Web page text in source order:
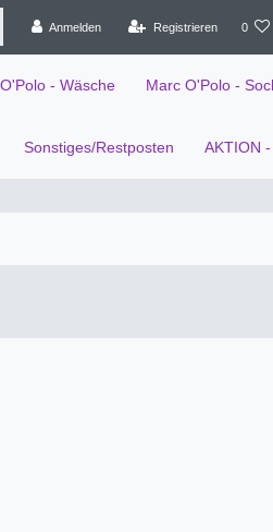
Anmelden Registrieren 0
- Wäsche Marc O'Polo -
Sonstiges/Restposten AKTION